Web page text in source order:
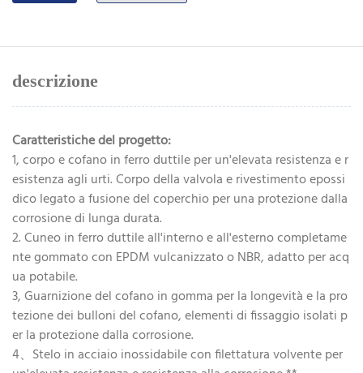
descrizione
Caratteristiche del progetto:
1, corpo e cofano in ferro duttile per un'elevata resistenza e r
esistenza agli urti. Corpo della valvola e rivestimento epossi
dico legato a fusione del coperchio per una protezione dalla
corrosione di lunga durata.
2. Cuneo in ferro duttile all'interno e all'esterno completame
nte gommato con EPDM vulcanizzato o NBR, adatto per acq
ua potabile.
3, Guarnizione del cofano in gomma per la longevità e la pro
tezione dei bulloni del cofano, elementi di fissaggio isolati p
er la protezione dalla corrosione.
4、Stelo in acciaio inossidabile con filettatura volvente per